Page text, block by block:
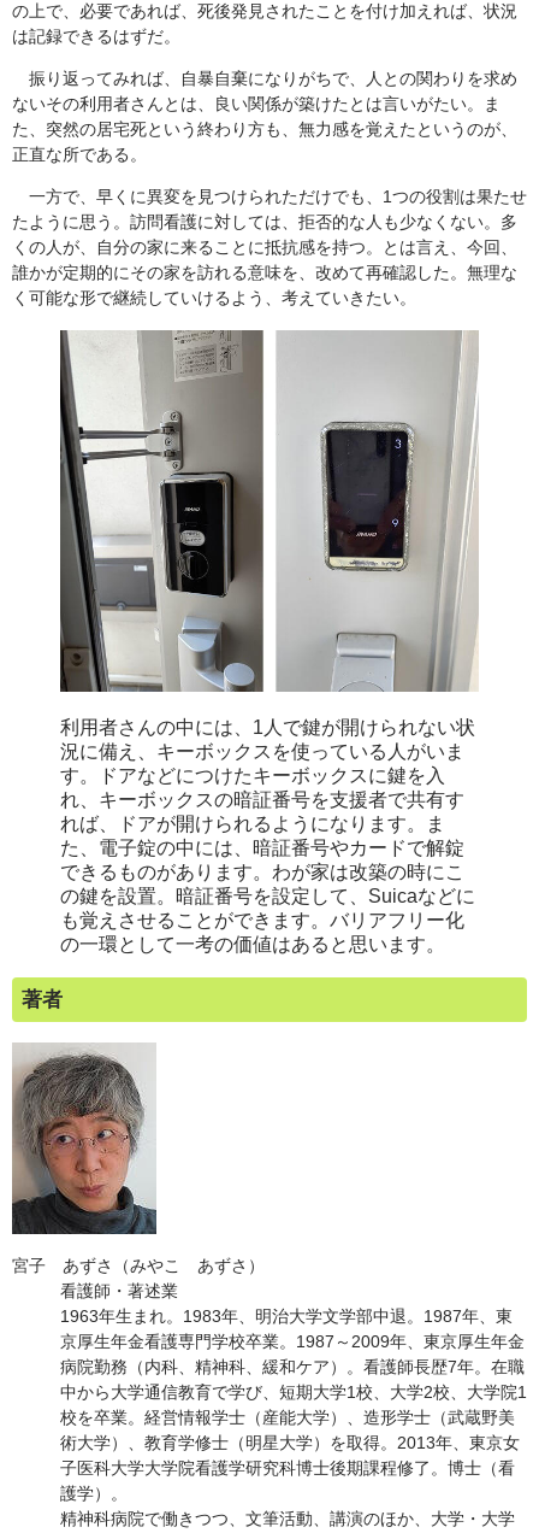
の上で、必要であれば、死後発見されたことを付け加えれば、状況
は記録できるはずだ。
振り返ってみれば、自暴自棄になりがちで、人との関わりを求め
ないその利用者さんとは、良い関係が築けたとは言いがたい。ま
た、突然の居宅死という終わり方も、無力感を覚えたというのが、
正直な所である。
一方で、早くに異変を見つけられただけでも、1つの役割は果たせ
たように思う。訪問看護に対しては、拒否的な人も少なくない。多
くの人が、自分の家に来ることに抵抗感を持つ。とは言え、今回、
誰かが定期的にその家を訪れる意味を、改めて再確認した。無理な
く可能な形で継続していけるよう、考えていきたい。
利用者さんの中には、1人で鍵が開けられない状
況に備え、キーボックスを使っている人がいま
す。ドアなどにつけたキーボックスに鍵を入
れ、キーボックスの暗証番号を支援者で共有す
れば、ドアが開けられるようになります。ま
た、電子錠の中には、暗証番号やカードで解錠
できるものがあります。わが家は改築の時にこ
の鍵を設置。暗証番号を設定して、 Suicaなどに
も覚えさせることができます。バリアフリー化
の一環として一考の価値はあると思います。
著者
宮子 あずさ（みやこ あずさ）
看護師・著述業
1963年生まれ。1983年、明治大学文学部中退。1987年、東
京厚生年金看護専門学校卒業。1987～2009年、東京厚生年金
病院勤務（内科、精神科、緩和ケア）。看護師長歴7年。在職
中から大学通信教育で学び、短期大学1校、大学2校、大学院1
校を卒業。経営情報学士（産能大学）、造形学士（武蔵野美
術大学）、教育学修士（明星大学）を取得。2013年、東京女
子医科大学大学院看護学研究科博士後期課程修了。博士（看
護学）。
精神科病院で働きつつ、文筆活動、講演のほか、大学・大学